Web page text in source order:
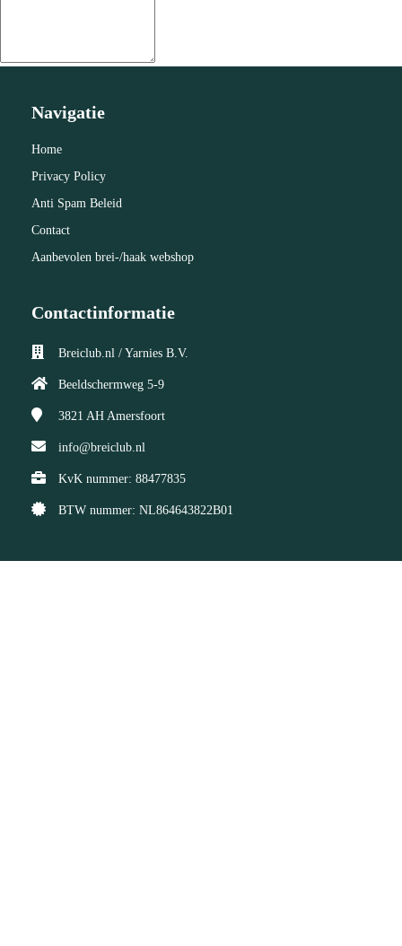
Navigatie
Home
Privacy Policy
Anti Spam Beleid
Contact
Aanbevolen brei-/haak webshop
Contactinformatie
Breiclub.nl / Yarnies B.V.
Beeldschermweg 5-9
3821 AH Amersfoort
info@breiclub.nl
KvK nummer: 88477835
BTW nummer: NL864643822B01